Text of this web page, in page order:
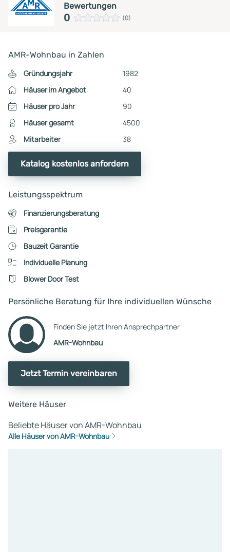
Bewertungen
0 (0)
AMR-Wohnbau in Zahlen
Gründungsjahr
1982
Häuser im Angebot
40
Häuser pro Jahr
90
Häuser gesamt
4500
Mitarbeiter
38
Katalog kostenlos anfordern
Leistungsspektrum
Finanzierungsberatung
Preisgarantie
Bauzeit Garantie
Individuelle Planung
Blower Door Test
Persönliche Beratung für Ihre individuellen Wünsche
Finden Sie jetzt Ihren Ansprechpartner
AMR-Wohnbau
Jetzt Termin vereinbaren
Weitere Häuser
Beliebte Häuser von AMR-Wohnbau
Alle Häuser von AMR-Wohnbau